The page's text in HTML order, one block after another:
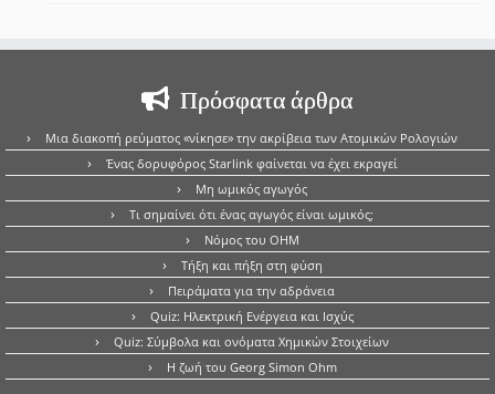
Πρόσφατα άρθρα
Μια διακοπή ρεύματος «νίκησε» την ακρίβεια των Ατομικών Ρολογιών
Ένας δορυφόρος Starlink φαίνεται να έχει εκραγεί
Μη ωμικός αγωγός
Τι σημαίνει ότι ένας αγωγός είναι ωμικός;
Νόμος του OHM
Τήξη και πήξη στη φύση
Πειράματα για την αδράνεια
Quiz: Ηλεκτρική Ενέργεια και Ισχύς
Quiz: Σύμβολα και ονόματα Χημικών Στοιχείων
Η ζωή του Georg Simon Ohm